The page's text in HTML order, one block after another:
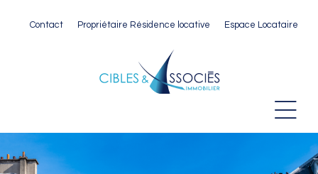
Contact Propriétaire Résidence locative Espace Locataire